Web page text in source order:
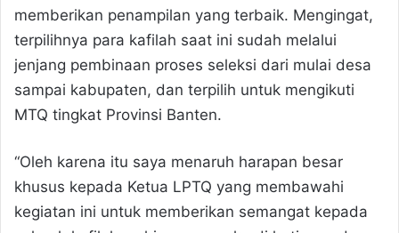
memberikan penampilan yang terbaik. Mengingat,
terpilihnya para kafilah saat ini sudah melalui
jenjang pembinaan proses seleksi dari mulai desa
sampai kabupaten, dan terpilih untuk mengikuti
MTQ tingkat Provinsi Banten.
“Oleh karena itu saya menaruh harapan besar
khusus kepada Ketua LPTQ yang membawahi
kegiatan ini untuk memberikan semangat kepada